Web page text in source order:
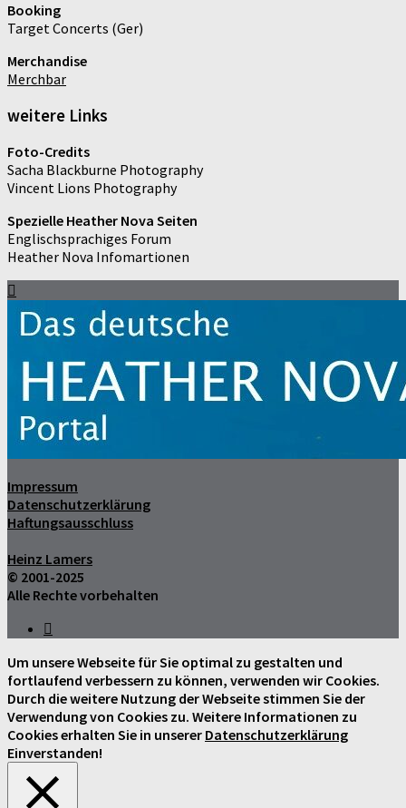
Booking
Target Concerts (Ger)
Merchandise
Merchbar
weitere Links
Foto-Credits
Sacha Blackburne Photography
Vincent Lions Photography
Spezielle Heather Nova Seiten
Englischsprachiges Forum
Heather Nova Infomartionen
Impressum
Datenschutzerklärung
Haftungsausschluss
Heinz Lamers
© 2001-2025
Alle Rechte vorbehalten
Um unsere Webseite für Sie optimal zu gestalten und
fortlaufend verbessern zu können, verwenden wir Cookies.
Durch die weitere Nutzung der Webseite stimmen Sie der
Verwendung von Cookies zu. Weitere Informationen zu
Cookies erhalten Sie in unserer Datenschutzerklärung
Einverstanden!